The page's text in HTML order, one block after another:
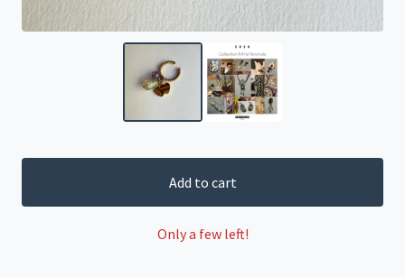
Add to cart
Only a few left!